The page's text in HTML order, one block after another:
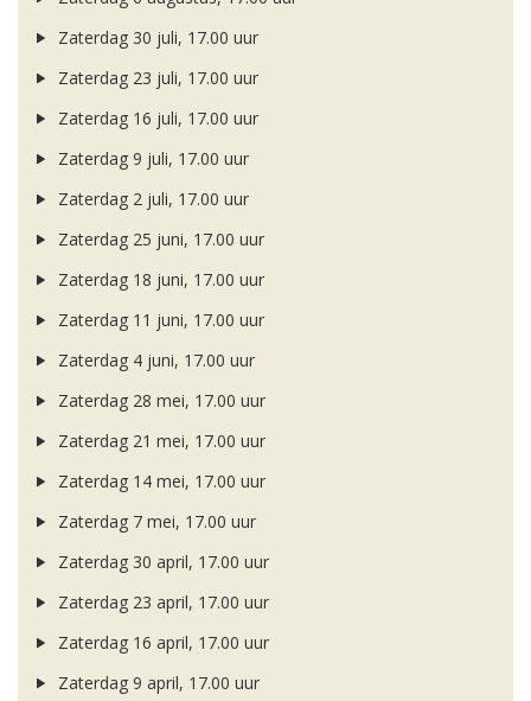
Zaterdag 30 juli, 17.00 uur
Zaterdag 23 juli, 17.00 uur
Zaterdag 16 juli, 17.00 uur
Zaterdag 9 juli, 17.00 uur
Zaterdag 2 juli, 17.00 uur
Zaterdag 25 juni, 17.00 uur
Zaterdag 18 juni, 17.00 uur
Zaterdag 11 juni, 17.00 uur
Zaterdag 4 juni, 17.00 uur
Zaterdag 28 mei, 17.00 uur
Zaterdag 21 mei, 17.00 uur
Zaterdag 14 mei, 17.00 uur
Zaterdag 7 mei, 17.00 uur
Zaterdag 30 april, 17.00 uur
Zaterdag 23 april, 17.00 uur
Zaterdag 16 april, 17.00 uur
Zaterdag 9 april, 17.00 uur